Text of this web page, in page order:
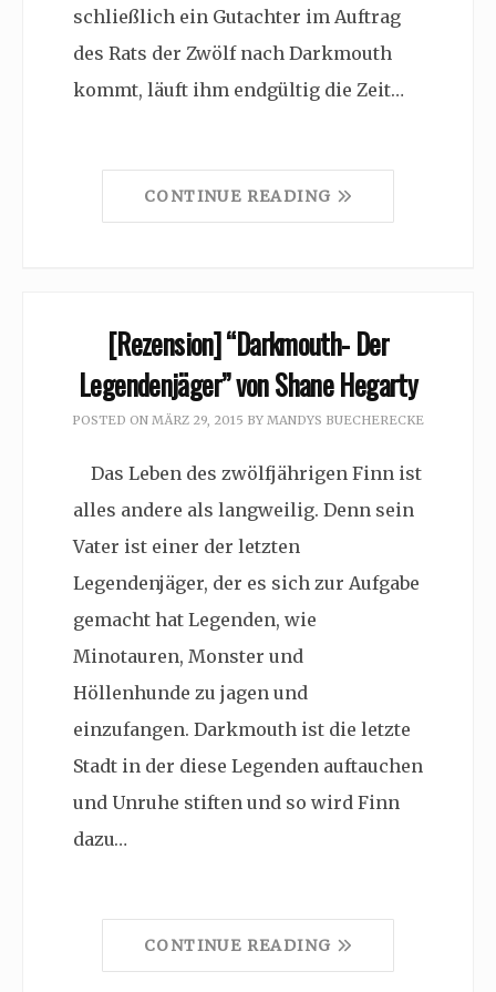
schließlich ein Gutachter im Auftrag
des Rats der Zwölf nach Darkmouth
kommt, läuft ihm endgültig die Zeit…
CONTINUE READING
[Rezension] “Darkmouth- Der
Legendenjäger” von Shane Hegarty
POSTED ON MÄRZ 29, 2015 BY MANDYS BUECHERECKE
Das Leben des zwölfjährigen Finn ist
alles andere als langweilig. Denn sein
Vater ist einer der letzten
Legendenjäger, der es sich zur Aufgabe
gemacht hat Legenden, wie
Minotauren, Monster und
Höllenhunde zu jagen und
einzufangen. Darkmouth ist die letzte
Stadt in der diese Legenden auftauchen
und Unruhe stiften und so wird Finn
dazu…
CONTINUE READING